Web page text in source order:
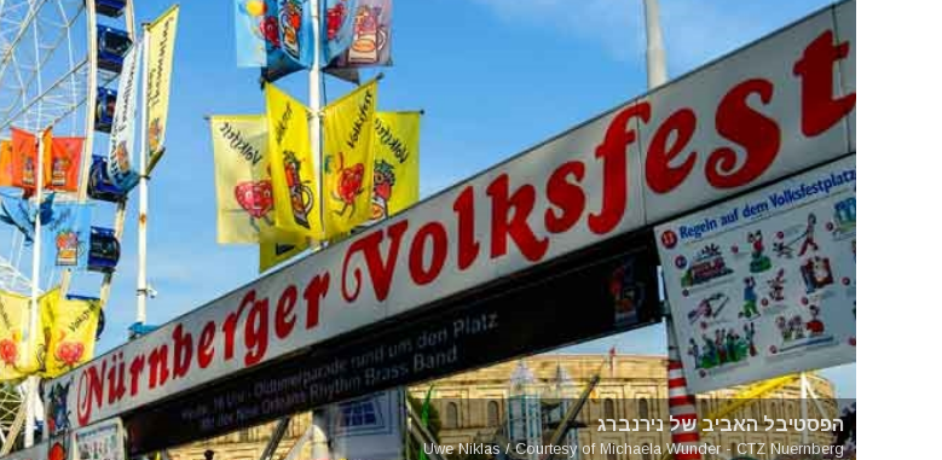
הפסטיבל האביב של נירנברג
Uwe Niklas / Courtesy of Michaela Wunder - CTZ Nuernberg